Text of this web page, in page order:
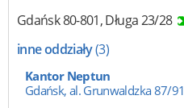
Gdańsk80-801,Długa 23/28
inne oddziały(3)
Kantor Neptun
Gdańsk, al. Grunwaldzka 87/91